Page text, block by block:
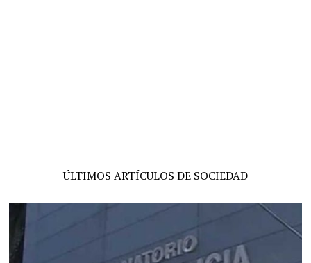
ÚLTIMOS ARTÍCULOS DE SOCIEDAD